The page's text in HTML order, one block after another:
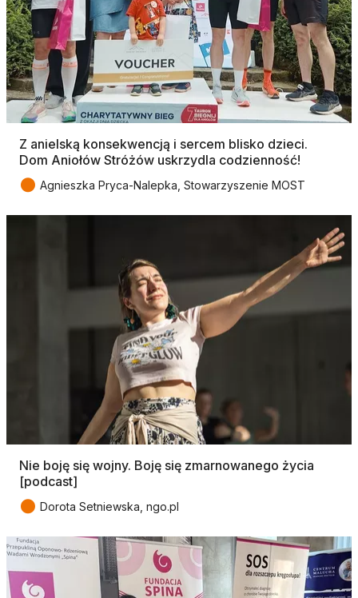
Z anielską konsekwencją i sercem blisko dzieci.
Dom Aniołów Stróżów uskrzydla codzienność!
● Agnieszka Pryca-Nalepka, Stowarzyszenie MOST
Nie boję się wojny. Boję się zmarnowanego życia
[podcast]
● Dorota Setniewska, ngo.pl